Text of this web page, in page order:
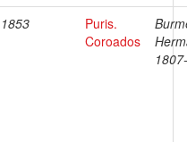
1853
Puris.
Coroados